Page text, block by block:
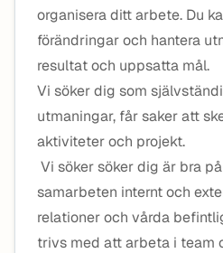
organisera ditt arbete. Du
förändringar och hantera
resultat och uppsatta mål.
Vi söker dig som
utmaningar, får saker att
aktiviteter och projekt.
Vi söker söker dig är bra
samarbeten internt och
relationer och vårda
trivs med att arbeta i team